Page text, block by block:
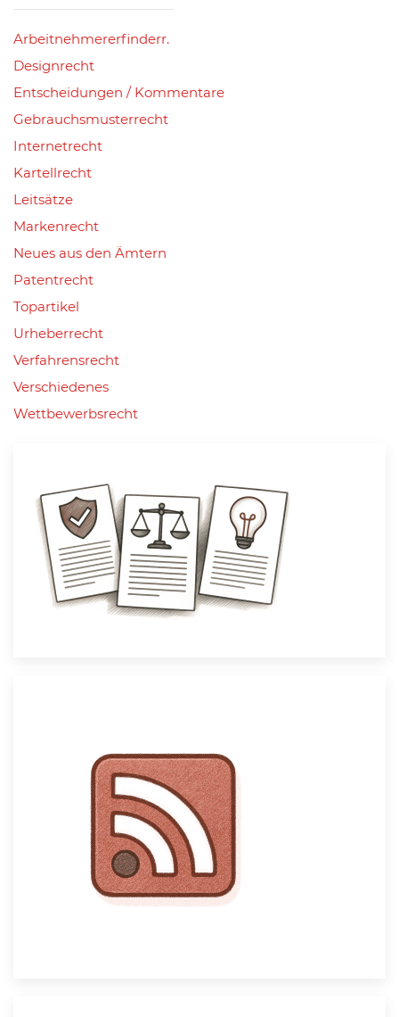
Arbeitnehmererfinderr.
Designrecht
Entscheidungen / Kommentare
Gebrauchsmusterrecht
Internetrecht
Kartellrecht
Leitsätze
Markenrecht
Neues aus den Ämtern
Patentrecht
Topartikel
Urheberrecht
Verfahrensrecht
Verschiedenes
Wettbewerbsrecht